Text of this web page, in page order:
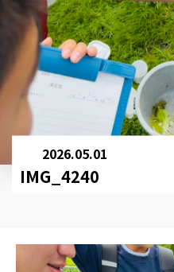
2026.05.01
IMG_4240